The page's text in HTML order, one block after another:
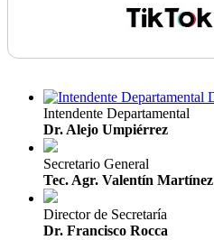
Intendente Departamental
Dr. Alejo Umpiérrez
Secretario General
Tec. Agr. Valentín Martínez
Director de Secretaría
Dr. Francisco Rocca